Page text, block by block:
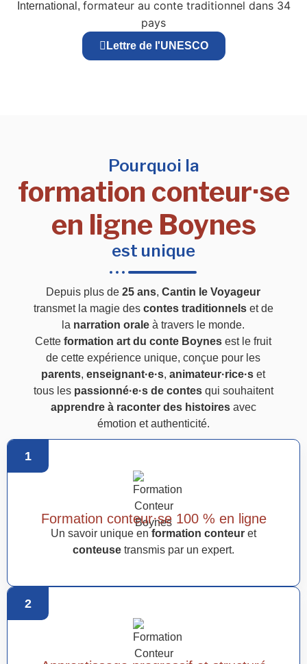
International, formateur au conte traditionnel dans 34
pays
Lettre de l'UNESCO
Pourquoi la
formation conteur·se
en ligne Boynes
est unique
Depuis plus de25 ans,Cantin le Voyageur
transmet la magie des contes traditionnelset de
la narration orale à travers le monde.
Cetteformation art du conte Boynes est le fruit
de cette expérience unique, conçue pour les
parents,enseignant·e·s,animateur·rice·s et
tous les passionné·e·s de contesqui souhaitent
apprendre à raconter des histoiresavec
émotion et authenticité.
1
Formation conteur·se 100 % en ligne
Un savoir unique en formation conteur et
conteuse transmis par un expert.
2